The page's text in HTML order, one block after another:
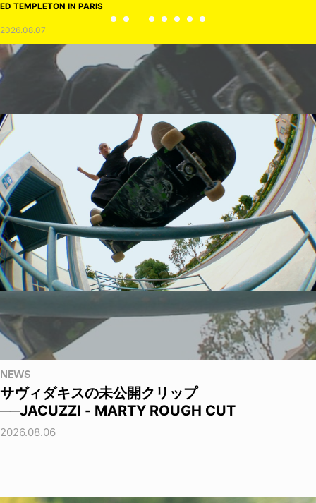
ED TEMPLETON IN PARIS
2026.08.07
NEWS
サヴィダキスの未公開クリップ
──JACUZZI - MARTY ROUGH CUT
2026.08.06